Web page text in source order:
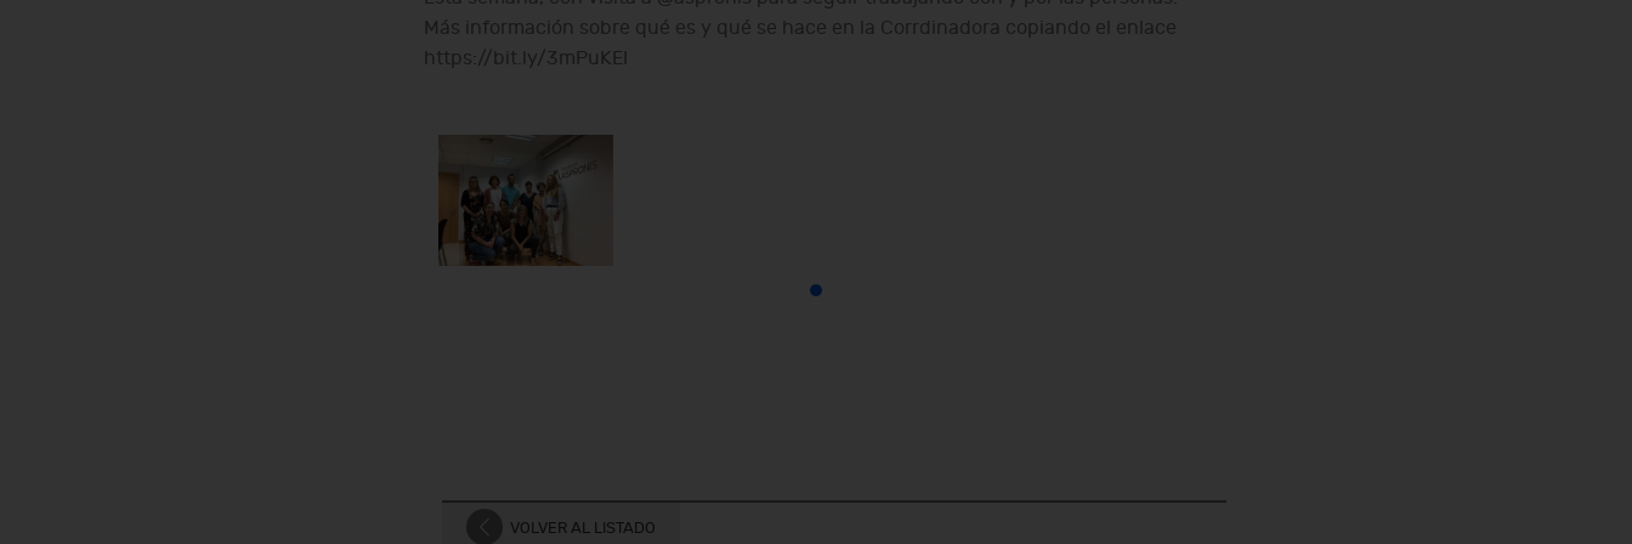
Más información sobre qué es y qué se hace en la Corrdinadora copiando el enlace
https://bit.ly/3mPuKEI
VOLVER AL LISTADO